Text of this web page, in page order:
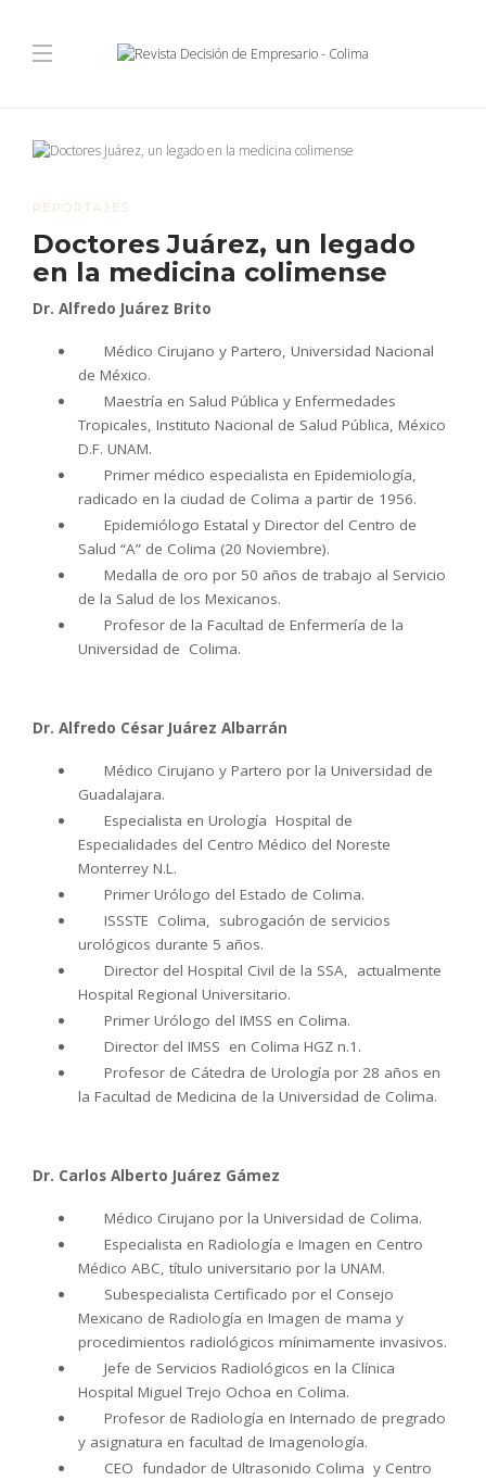
REPORTAJES
Doctores Juárez, un legado
en la medicina colimense
Dr. Alfredo Juárez Brito
Médico Cirujano y Partero, Universidad Nacional
de México.
Maestría en Salud Pública y Enfermedades
Tropicales, Instituto Nacional de Salud Pública, México
D.F. UNAM.
Primer médico especialista en Epidemiología,
radicado en la ciudad de Colima a partir de 1956.
Epidemiólogo Estatal y Director del Centro de
Salud “A” de Colima (20 Noviembre).
Medalla de oro por 50 años de trabajo al Servicio
de la Salud de los Mexicanos.
Profesor de la Facultad de Enfermería de la
Universidad de Colima.
Dr. Alfredo César Juárez Albarrán
Médico Cirujano y Partero por la Universidad de
Guadalajara.
Especialista en Urología Hospital de
Especialidades del Centro Médico del Noreste
Monterrey N.L.
Primer Urólogo del Estado de Colima.
ISSSTE Colima, subrogación de servicios
urológicos durante 5 años.
Director del Hospital Civil de la SSA, actualmente
Hospital Regional Universitario.
Primer Urólogo del IMSS en Colima.
Director del IMSS en Colima HGZ n.1.
Profesor de Cátedra de Urología por 28 años en
la Facultad de Medicina de la Universidad de Colima.
Dr. Carlos Alberto Juárez Gámez
Médico Cirujano por la Universidad de Colima.
Especialista en Radiología e Imagen en Centro
Médico ABC, título universitario por la UNAM.
Subespecialista Certificado por el Consejo
Mexicano de Radiología en Imagen de mama y
procedimientos radiológicos mínimamente invasivos.
Jefe de Servicios Radiológicos en la Clínica
Hospital Miguel Trejo Ochoa en Colima.
Profesor de Radiología en Internado de pregrado
y asignatura en facultad de Imagenología.
CEO fundador de Ultrasonido Colima y Centro